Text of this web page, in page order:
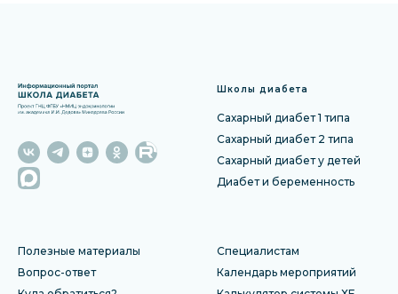
Школы диабета
Сахарный диабет 1 типа
Сахарный диабет 2 типа
Сахарный диабет у детей
Диабет и беременность
Полезные материалы
Вопрос-ответ
Специалистам
Календарь мероприятий